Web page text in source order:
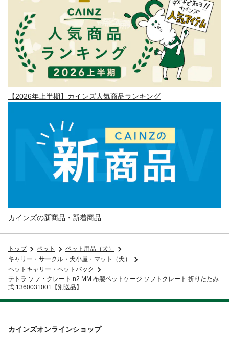
【2026年上半期】カインズ人気商品ランキング
カインズの新商品・新着商品
トップ ペット
ペット用品（犬）
キャリー・サークル・犬小屋・マット（犬）
ペットキャリー・ペットバック
テトラ ソフ・クレート n2 MM 布製ペットケージ ソフトクレート 折りたたみ
式 1360031001【別送品】
カインズオンラインショップ